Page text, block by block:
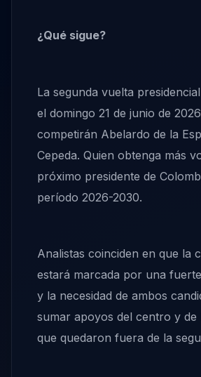
¿Qué sigue?
La segunda vuelta
el domingo 21 de junio de
competirán Abelardo de la
Cepeda. Quien obtenga más
próximo presidente de
período 2026-2030.
Analistas coinciden en que la
estará marcada por una
y la necesidad de ambos
sumar apoyos del centro y de
que quedaron fuera de la